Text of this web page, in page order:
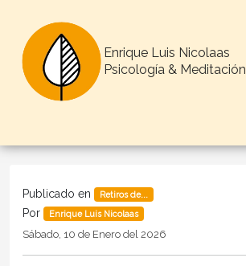
Enrique Luis Nicolaas
Psicología & Meditación
Publicado en Retiros de...
Por Enrique Luis Nicolaas
Sábado, 10 de Enero del 2026